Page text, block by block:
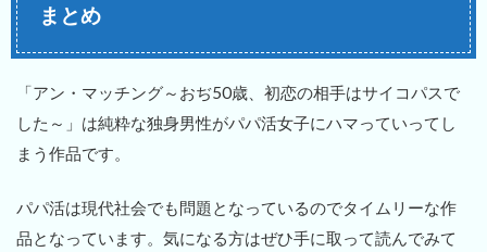
まとめ
「アン・マッチング～おぢ50歳、初恋の相手はサイコパスで
した～」は純粋な独身男性がパパ活女子にハマっていってし
まう作品です。
パパ活は現代社会でも問題となっているのでタイムリーな作
品となっています。気になる方はぜひ手に取って読んでみて